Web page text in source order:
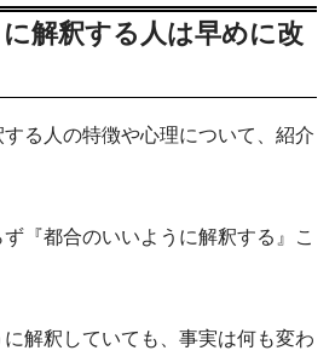
解釈する人は早めに改
る人の特徴や心理について、紹介
『都合のいいように解釈する』こ
解釈していても、事実は何も変わ